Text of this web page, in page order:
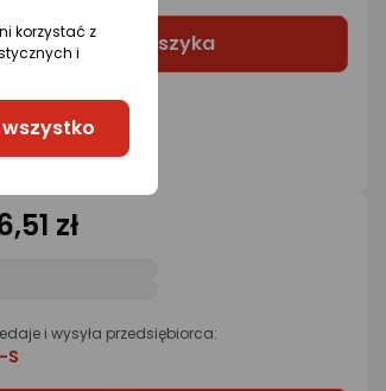
Do koszyka
zł
i wysyła przedsiębiorca:
S
korzystać z
i